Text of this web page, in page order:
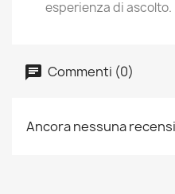
esperienza di ascolto.
Commenti (0)
Ancora nessuna